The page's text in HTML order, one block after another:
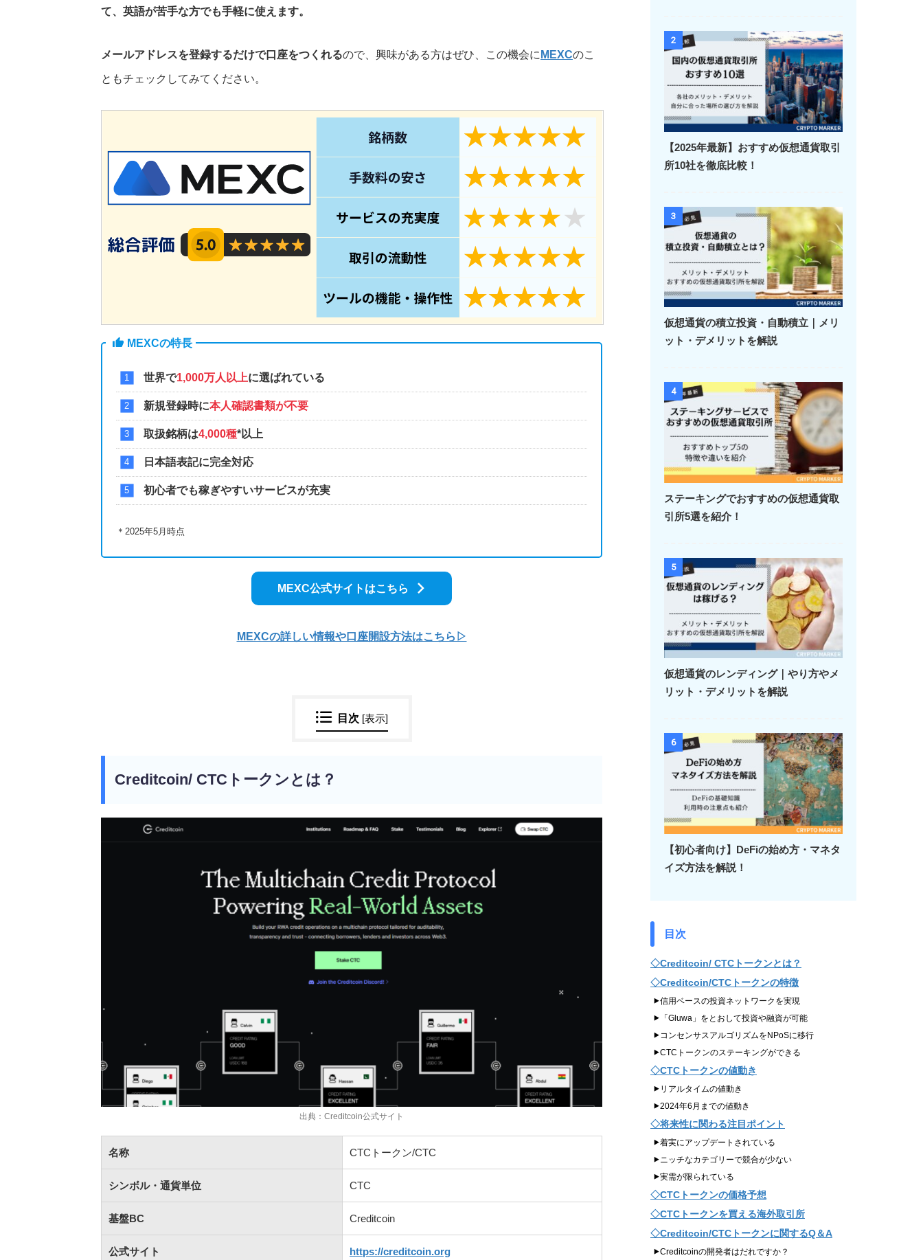
て、英語が苦手な方でも手軽に使えます。
メールアドレスを登録するだけで口座をつくれるので、興味がある方はぜひ、この機会に MEXCのこ
ともチェックしてみてください。
MEXCの特長
世界で1,000万人以上に選ばれている
新規登録時に本人確認書類が不要
取扱銘柄は4,000種*以上
日本語表記に完全対応
初心者でも稼ぎやすいサービスが充実
＊2025年5月時点
MEXC公式サイトはこちら
MEXCの詳しい情報や口座開設方法はこちら▷
目次 [表示]
Creditcoin/ CTCトークンとは？
出典：Creditcoin公式サイト
名称 CTCトークン/CTC
シンボル・通貨単位 CTC
基盤BC Creditcoin
公式サイト https://creditcoin.org
2
【2025年最新】おすすめ仮想通貨取引
所10社を徹底比較！
3
仮想通貨の積立投資・自動積立｜メリ
ット・デメリットを解説
4
ステーキングでおすすめの仮想通貨取
引所5選を紹介！
5
仮想通貨のレンディング｜やり方やメ
リット・デメリットを解説
6
【初心者向け】DeFiの始め方・マネタ
イズ方法を解説！
目次
Creditcoin/ CTCトークンとは？
Creditcoin/CTCトークンの特徴
信用ベースの投資ネットワークを実現
「Gluwa」をとおして投資や融資が可能
コンセンサスアルゴリズムをNPoSに移行
CTCトークンのステーキングができる
CTCトークンの値動き
リアルタイムの値動き
2024年6月までの値動き
将来性に関わる注目ポイント
着実にアップデートされている
ニッチなカテゴリーで競合が少ない
実需が限られている
CTCトークンの価格予想
CTCトークンを買える海外取引所
Creditcoin/CTCトークンに関するQ＆A
Creditcoinの開発者はだれですか？